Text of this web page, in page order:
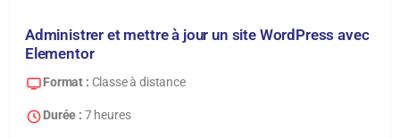
Administrer et mettre à jour un site WordPress avec
Elementor
Format : Classe à distance
Durée : 7 heures